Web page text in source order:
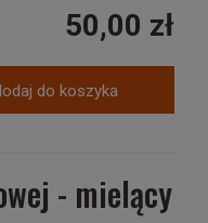
50,00 zł
do koszyka
- mielący